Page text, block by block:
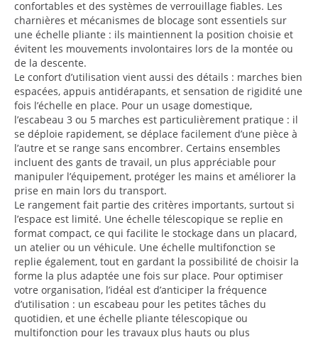
confortables et des systèmes de verrouillage fiables. Les
charnières et mécanismes de blocage sont essentiels sur
une échelle pliante : ils maintiennent la position choisie et
évitent les mouvements involontaires lors de la montée ou
de la descente.
Le confort d’utilisation vient aussi des détails : marches bien
espacées, appuis antidérapants, et sensation de rigidité une
fois l’échelle en place. Pour un usage domestique,
l’escabeau 3 ou 5 marches est particulièrement pratique : il
se déploie rapidement, se déplace facilement d’une pièce à
l’autre et se range sans encombrer. Certains ensembles
incluent des gants de travail, un plus appréciable pour
manipuler l’équipement, protéger les mains et améliorer la
prise en main lors du transport.
Le rangement fait partie des critères importants, surtout si
l’espace est limité. Une échelle télescopique se replie en
format compact, ce qui facilite le stockage dans un placard,
un atelier ou un véhicule. Une échelle multifonction se
replie également, tout en gardant la possibilité de choisir la
forme la plus adaptée une fois sur place. Pour optimiser
votre organisation, l’idéal est d’anticiper la fréquence
d’utilisation : un escabeau pour les petites tâches du
quotidien, et une échelle pliante télescopique ou
multifonction pour les travaux plus hauts ou plus